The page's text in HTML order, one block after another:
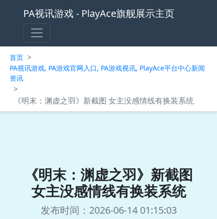
PA视讯游戏 - PlayAce旗舰展示主页
首页 >
PA视讯游戏, PA游戏官网入口, PA游戏视讯, PlayAce平台中心新闻
资讯
>
《明末：渊虚之羽》新截图 女主没感情线有换装系统
《明末：渊虚之羽》新截图
女主没感情线有换装系统
发布时间：2026-06-14 01:15:03